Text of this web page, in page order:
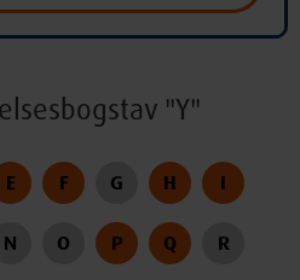
"Y"
E F G H I
N O P Q R